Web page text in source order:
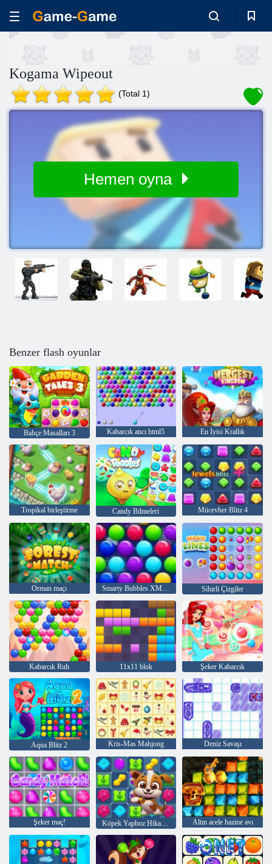
Kogama Wipeout
(Total 1)
Hemen oyna
Benzer flash oyunlar
Bahçe Masalları 3 Kabarcık atıcı html5 En İyisi Krallık
Tropikal birleştirme Candy Bilmeleri Mücevher Blitz 4
Orman maçı Smarty Bubbles XMas Sürümü Sihirli Çizgiler
Kabarcık Ruh 11x11 blok Şeker Kabarcık
Aqua Blitz 2 Kris-Mas Mahjong Deniz Savaşı
Şeker maç! Köpek Yapboz Hikayesi Altın acele hazine avı